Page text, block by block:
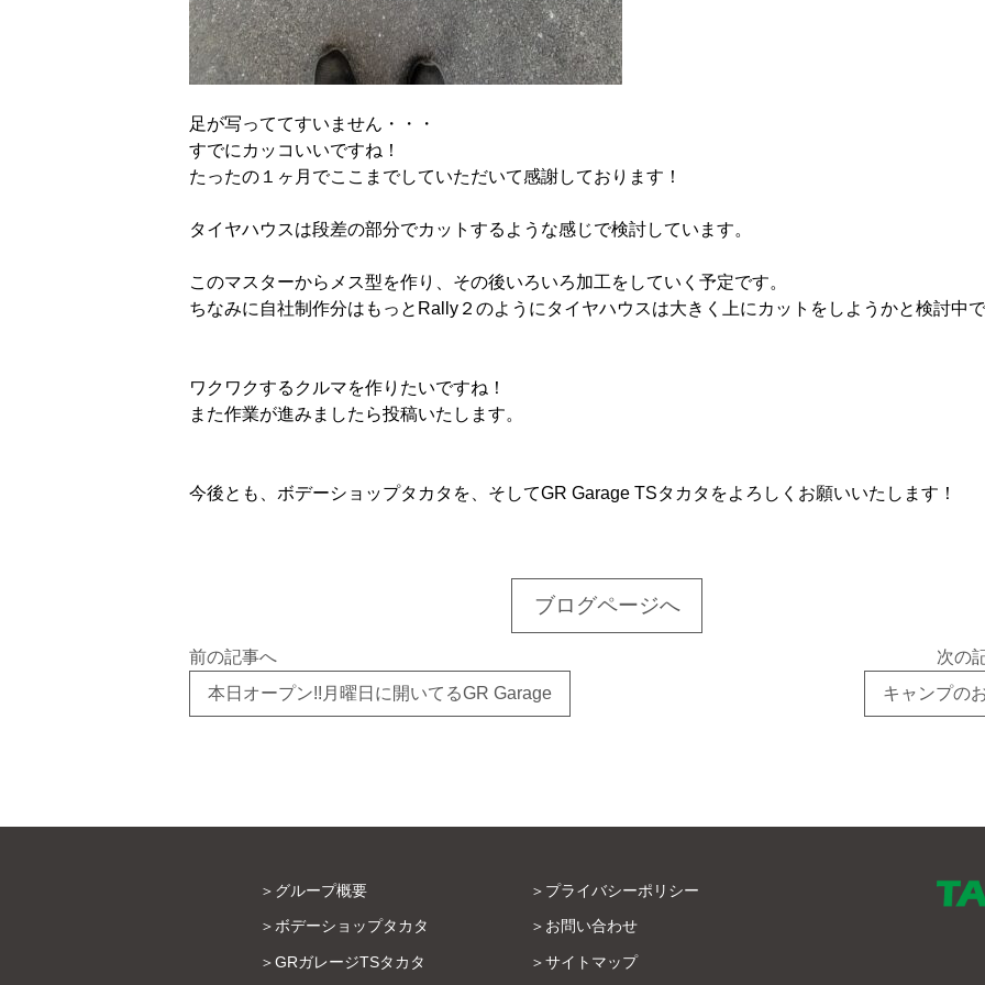
足が写っててすいません・・・
すでにカッコいいですね！
たったの１ヶ月でここまでしていただいて感謝しております！
タイヤハウスは段差の部分でカットするような感じで検討しています。
このマスターからメス型を作り、その後いろいろ加工をしていく予定です。
ちなみに自社制作分はもっとRally２のようにタイヤハウスは大きく上にカットをしようかと検討中
ワクワクするクルマを作りたいですね！
また作業が進みましたら投稿いたします。
今後とも、ボデーショップタカタを、そしてGR Garage TSタカタをよろしくお願いいたします！
ブログページへ
前の記事へ
本日オープン!!月曜日に開いてるGR Garage
次の
キャンプの
グループ概要
ボデーショップタカタ
GRガレージTSタカタ
プライバシーポリシー
お問い合わせ
サイトマップ